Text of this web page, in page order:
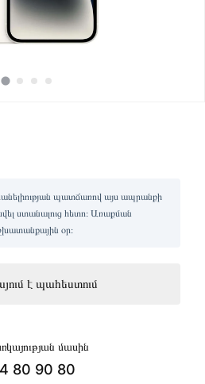
պատճառով այս ապրանքի
ստանալուց հետո։ Առաքման
օր։
է պահեստում
մասին
80 90 80